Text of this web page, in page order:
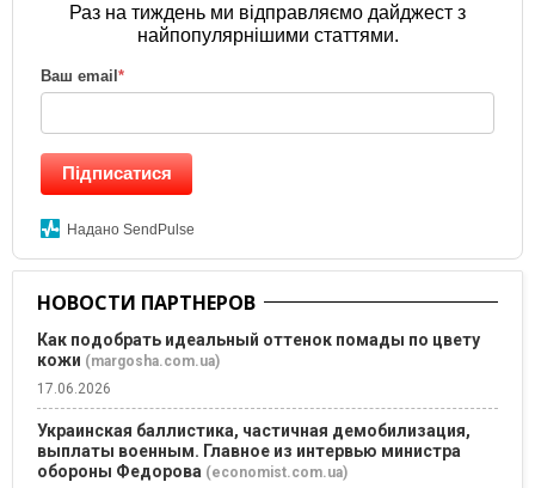
Раз на тиждень ми відправляємо дайджест з
найпопулярнішими статтями.
Ваш email*
Підписатися
Надано SendPulse
НОВОСТИ ПАРТНЕРОВ
Как подобрать идеальный оттенок помады по цвету
кожи (margosha.com.ua)
17.06.2026
Украинская баллистика, частичная демобилизация,
выплаты военным. Главное из интервью министра
обороны Федорова (economist.com.ua)